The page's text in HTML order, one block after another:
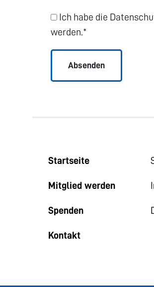
Ich habe die
werden.*
Startseite
Mitglied werden
Spenden
Kontakt